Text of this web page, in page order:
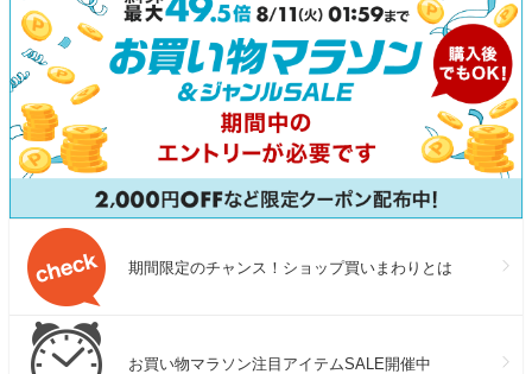
期間限定のチャンス！ショップ買いまわりとは
お買い物マラソン注目アイテムSALE開催中